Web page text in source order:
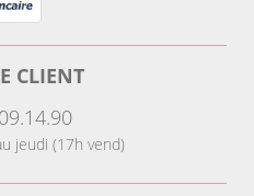
CLIENT
jeudi (17h vend)